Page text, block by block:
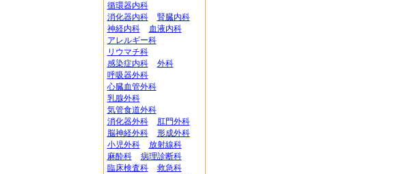
循環器内科
消化器内科
腎臓内科
神経内科
血液内科
アレルギー科
リウマチ科
感染症内科
外科
呼吸器外科
心臓血管外科
乳腺外科
気管食道外科
消化器外科
肛門外科
脳神経外科
形成外科
小児外科
放射線科
麻酔科
病理診断科
臨床検査科
救急科